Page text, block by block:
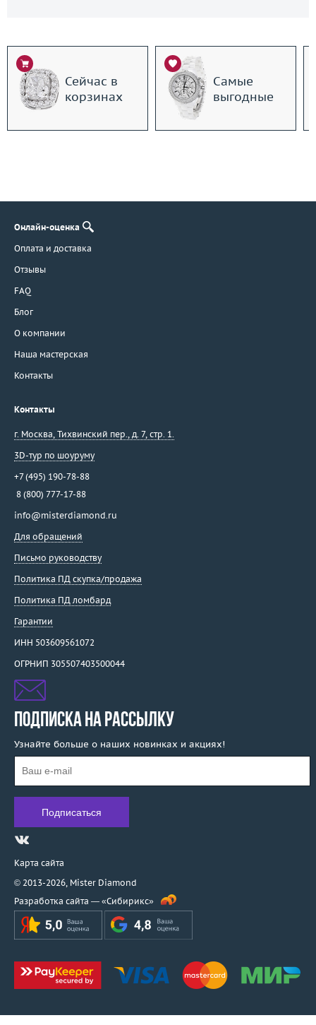
Сейчас в
корзинах
Самые
выгодные
Онлайн-оценка
Оплата и доставка
Отзывы
FAQ
Блог
О компании
Наша мастерская
Контакты
Контакты
г. Москва Тихвинский пер., д. 7, стр. 1.
3D-тур по шоуруму
+7 (495) 190-78-88
8 (800) 777-17-88
info@misterdiamond.ru
Для обращений
Письмо руководству
Политика ПД скупка/продажа
Политика ПД ломбард
Гарантии
ИНН 503609561072
ОГРНИП 305507403500044
ПОДПИСКА НА РАССЫЛКУ
Узнайте больше о наших новинках и акциях!
Карта сайта
© 2013-2026, Mister Diamond
Разработка сайта — «Сибирикс»